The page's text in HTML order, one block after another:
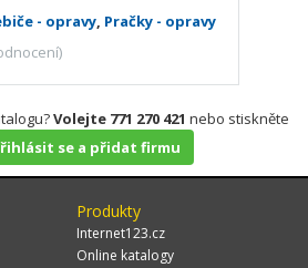
- opravy, Pračky - opravy
Volejte 771 270 421 nebo stiskněte
se a přidat firmu
Produkty
Internet123.cz
Online katalogy